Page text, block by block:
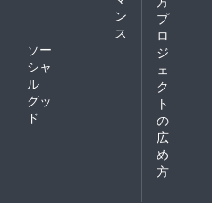
ン
ス
ソー
シャ
ル
グッ
ド
プ
ロ
ジ
ェ
ク
ト
の
広
め
方